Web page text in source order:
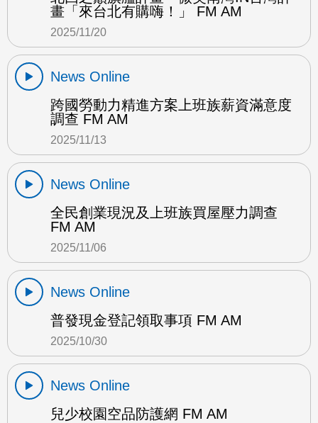
畫「來台北有購嗨！」 FM AM
2025/11/20
News Online
跨國勞動力精進方案上班族薪資滿意度
調查 FM AM
2025/11/13
News Online
全民創業現況及上班族買屋壓力調查
FM AM
2025/11/06
News Online
普發現金登記領取事項 FM AM
2025/10/30
News Online
兒少校園空品防護網 FM AM